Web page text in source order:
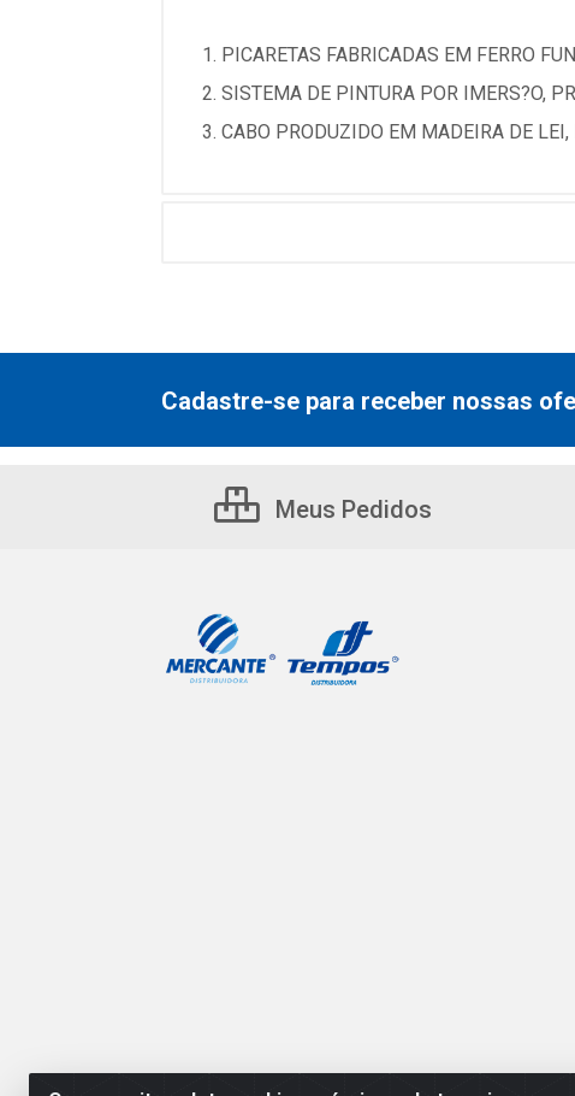
1. PICARETAS FABRICADAS EM FERRO
2. SISTEMA DE PINTURA POR IMERS?O,
3. CABO PRODUZIDO EM MADEIRA DE
Cadastre-se para receber nossas
Meus Pedidos